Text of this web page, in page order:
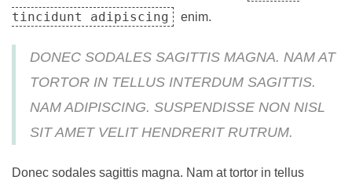
tincidunt adipiscing
enim.
DONEC SODALES SAGITTIS MAGNA. NAM AT
TORTOR IN TELLUS INTERDUM SAGITTIS.
NAM ADIPISCING. SUSPENDISSE NON NISL
SIT AMET VELIT HENDRERIT RUTRUM.
Donec sodales sagittis magna. Nam at tortor in tellus